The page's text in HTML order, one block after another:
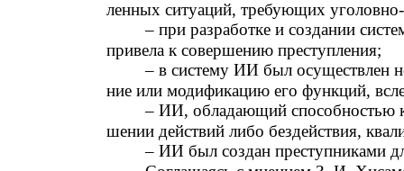
ленных ситуаций, требующих
– при разработке и создании
привела к совершению преступления;
– в систему ИИ был осуществлен
ние или модификацию его функций,
– ИИ, обладающий способностью
шении действий либо бездействия,
– ИИ был создан преступниками